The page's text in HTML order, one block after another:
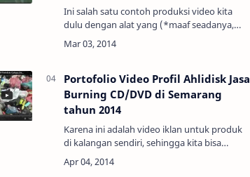
Ini salah satu contoh produksi video kita
dulu dengan alat yang (*maaf seadanya,
handycam samsung hd) tetapi klien
menerimanya dengan baik dan tidak
Portofolio Video Profil Ahlidisk Jasa
Burning CD/DVD di Semarang
tahun 2014
Karena ini adalah video iklan untuk produk
di kalangan sendiri, sehingga kita bisa
tampilkan sebagai portofolio atau contoh
project yang pernah kita buat... dan kali ini